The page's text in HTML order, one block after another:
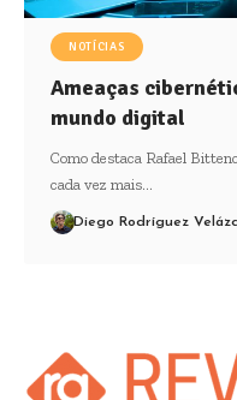
NOTÍCIAS
Ameaças
mundo digital
Como destaca Rafael
cada vez mais…
Diego Rodríguez